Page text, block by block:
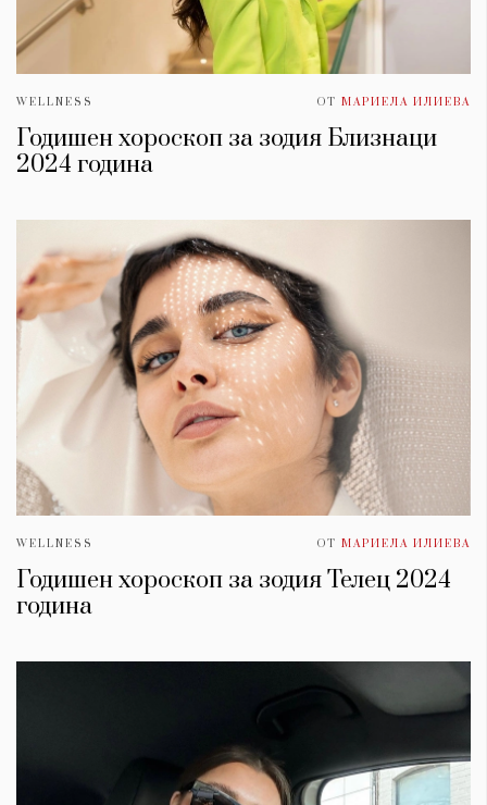
WELLNESS ОТ МАРИЕЛА ИЛИЕВА
Годишен хороскоп за зодия Близнаци
2024 година
WELLNESS ОТ МАРИЕЛА ИЛИЕВА
Годишен хороскоп за зодия Телец 2024
година